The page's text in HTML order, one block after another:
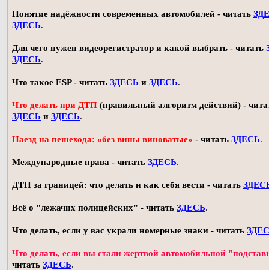
Понятие надёжности современных автомобилей - читать
ЗДЕСЬ.
Для чего нужен видеорегистратор и какой выбрать - читать
ЗДЕСЬ.
Что такое ESP - читать ЗДЕСЬ и ЗДЕСЬ.
Что делать при ДТП (правильный алгоритм действий) -
ЗДЕСЬ и ЗДЕСЬ.
Наезд на пешехода: «без вины виноватые» - читать ЗДЕСЬ.
Международные права - читать ЗДЕСЬ.
ДТП за границей: что делать и как себя вести - читать
Всё о "лежачих полицейских" - читать ЗДЕСЬ.
Что делать, если у вас украли номерные знаки - читать
Что делать, если вы стали жертвой автомобильной
читать ЗДЕСЬ.